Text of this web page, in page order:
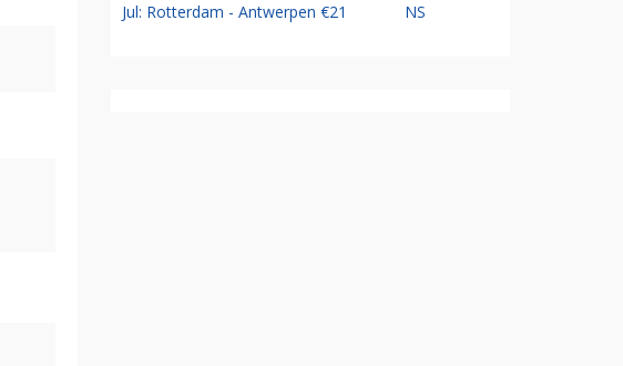
Jul: Rotterdam - Antwerpen €21 NS